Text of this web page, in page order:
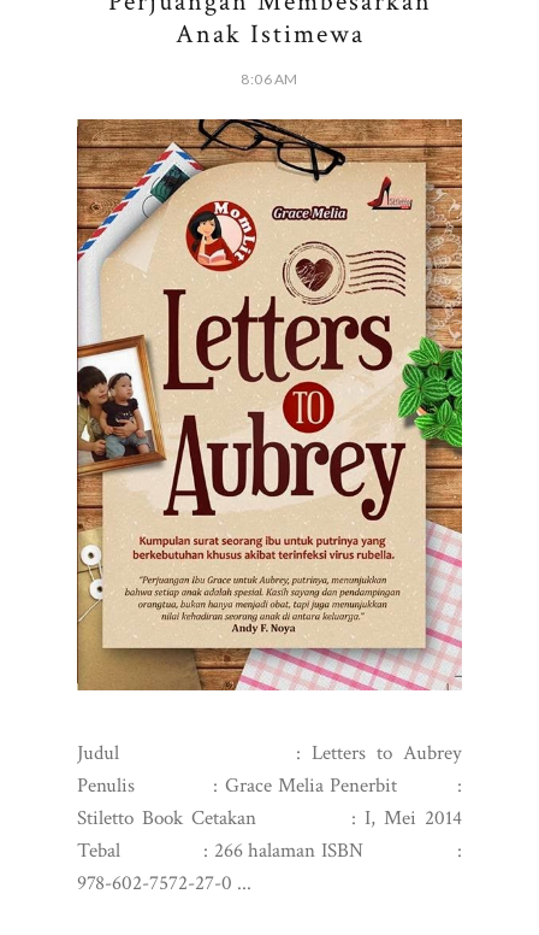
Anak Istimewa
8:06 AM
Judul : Letters to Aubrey
Penulis : Grace Melia Penerbit :
Stiletto Book Cetakan : I, Mei 2014
Tebal : 266 halaman ISBN :
978-602-7572-27-0 ...